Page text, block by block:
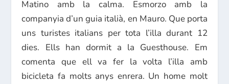
Matino amb la calma. Esmorzo amb la
companyia d’un guia italià, en Mauro. Que porta
uns turistes italians per tota l’illa durant 12
dies. Ells han dormit a la Guesthouse. Em
comenta que ell va fer la volta l’illa amb
bicicleta fa molts anys enrera. Un home molt